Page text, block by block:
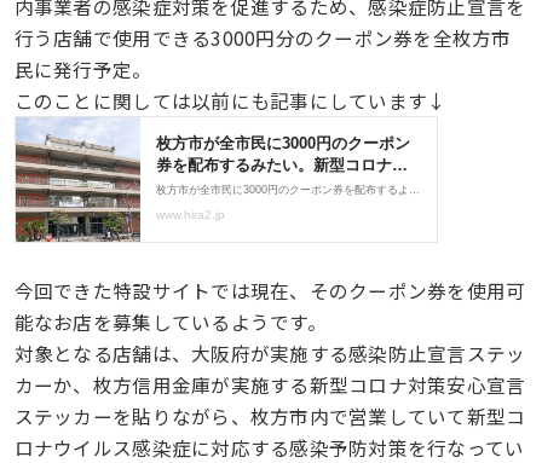
内事業者の感染症対策を促進するため、感染症防止宣言を
行う店舗で使用できる3000円分のクーポン券を全枚方市
民に発行予定。
このことに関しては以前にも記事にしています↓
今回できた特設サイトでは現在、そのクーポン券を使用可
能なお店を募集しているようです。
対象となる店舗は、大阪府が実施する感染防止宣言ステッ
カーか、枚方信用金庫が実施する新型コロナ対策安心宣言
ステッカーを貼りながら、枚方市内で営業していて新型コ
ロナウイルス感染症に対応する感染予防対策を行なってい